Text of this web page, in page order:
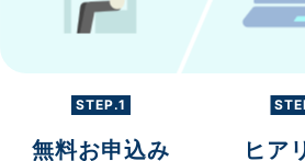
STEP.1
無料お申込み ヒア